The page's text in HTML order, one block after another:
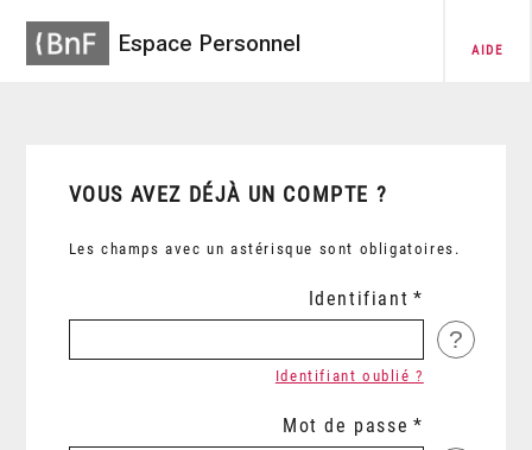
Espace Personnel AIDE
VOUS AVEZ DÉJÀ UN COMPTE ?
Les champs avec un astérisque sont obligatoires.
Identifiant
?
Identifiant oublié ?
Mot de passe